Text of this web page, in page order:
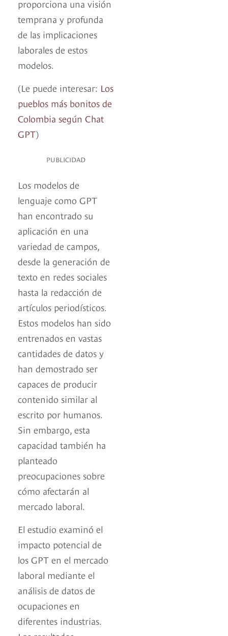
proporciona una visión
temprana y profunda
de las implicaciones
laborales de estos
modelos.
(Le puede interesar: Los
pueblos más bonitos de
Colombia según Chat
GPT)
PUBLICIDAD
Los modelos de
lenguaje como GPT
han encontrado su
aplicación en una
variedad de campos,
desde la generación de
texto en redes sociales
hasta la redacción de
artículos periodísticos.
Estos modelos han sido
entrenados en vastas
cantidades de datos y
han demostrado ser
capaces de producir
contenido similar al
escrito por humanos.
Sin embargo, esta
capacidad también ha
planteado
preocupaciones sobre
cómo afectarán al
mercado laboral.
El estudio examinó el
impacto potencial de
los GPT en el mercado
laboral mediante el
análisis de datos de
ocupaciones en
diferentes industrias.